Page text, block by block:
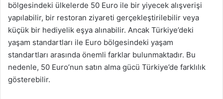
bölgesindeki ülkelerde 50 Euro ile bir yiyecek alışverişi
yapılabilir, bir restoran ziyareti gerçekleştirilebilir veya
küçük bir hediyelik eşya alınabilir. Ancak Türkiye’deki
yaşam standartları ile Euro bölgesindeki yaşam
standartları arasında önemli farklar bulunmaktadır. Bu
nedenle, 50 Euro’nun satın alma gücü Türkiye’de farklılık
gösterebilir.